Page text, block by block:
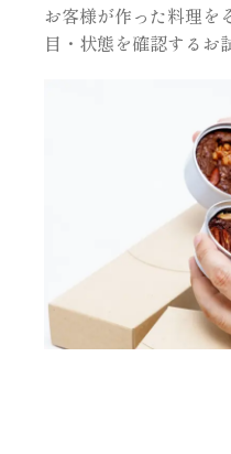
お客様が作った料理を
目・状態を確認するお